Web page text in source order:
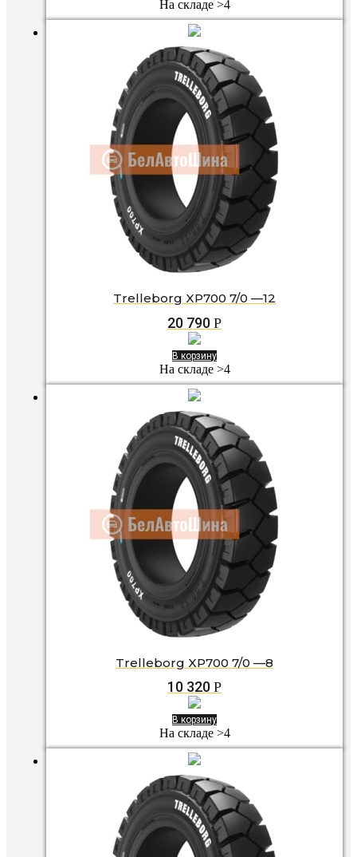
На складе >4
Trelleborg XP700 7/0 —12
20 790 Р
В корзину
На складе >4
Trelleborg XP700 7/0 —8
10 320 Р
В корзину
На складе >4